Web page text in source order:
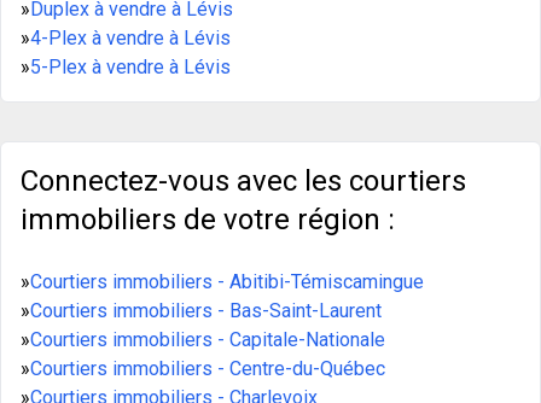
» Duplex à vendre à Lévis
»4-Plex à vendre à Lévis
»5-Plex à vendre à Lévis
Connectez-vous avec les courtiers
immobiliers de votre région :
»Courtiers immobiliers - Abitibi-Témiscamingue
»Courtiers immobiliers - Bas-Saint-Laurent
»Courtiers immobiliers - Capitale-Nationale
»Courtiers immobiliers - Centre-du-Québec
»Courtiers immobiliers - Charlevoix